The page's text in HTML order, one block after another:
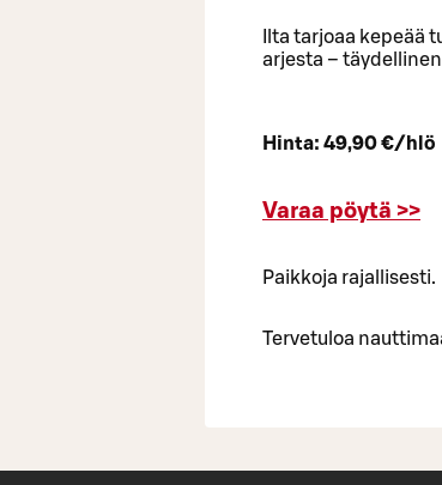
Ilta tarjoaa kepeää
arjesta –
Hinta: 49,90 €/hlö
Varaa pöytä >>
Paikkoja rajallisesti.
Tervetuloa